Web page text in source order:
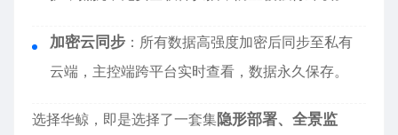
加密云同步 ：所有数据高强度加密后同步至私有
云端，主控端跨平台实时查看，数据永久保存。
选择华鲸，即是选择了一套集隐形部署、全景监